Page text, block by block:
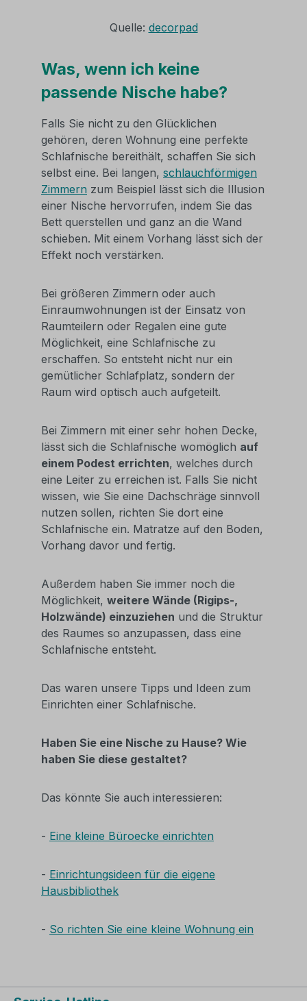
Quelle: decorpad
Was, wenn ich keine
passende Nische habe?
Falls Sie nicht zu den Glücklichen
gehören, deren Wohnung eine perfekte
Schlafnische bereithält, schaffen Sie sich
selbst eine. Bei langen, schlauchförmigen
Zimmern zum Beispiel lässt sich die Illusion
einer Nische hervorrufen, indem Sie das
Bett querstellen und ganz an die Wand
schieben. Mit einem Vorhang lässt sich der
Effekt noch verstärken.
Bei größeren Zimmern oder auch
Einraumwohnungen ist der Einsatz von
Raumteilern oder Regalen eine gute
Möglichkeit, eine Schlafnische zu
erschaffen. So entsteht nicht nur ein
gemütlicher Schlafplatz, sondern der
Raum wird optisch auch aufgeteilt.
Bei Zimmern mit einer sehr hohen Decke,
lässt sich die Schlafnische womöglich auf
einem Podest errichten, welches durch
eine Leiter zu erreichen ist. Falls Sie nicht
wissen, wie Sie eine Dachschräge sinnvoll
nutzen sollen, richten Sie dort eine
Schlafnische ein. Matratze auf den Boden,
Vorhang davor und fertig.
Außerdem haben Sie immer noch die
Möglichkeit, weitere Wände (Rigips-,
Holzwände) einzuziehen und die Struktur
des Raumes so anzupassen, dass eine
Schlafnische entsteht.
Das waren unsere Tipps und Ideen zum
Einrichten einer Schlafnische.
Haben Sie eine Nische zu Hause? Wie
haben Sie diese gestaltet?
Das könnte Sie auch interessieren:
- Eine kleine Büroecke einrichten
- Einrichtungsideen für die eigene
Hausbibliothek
- So richten Sie eine kleine Wohnung ein